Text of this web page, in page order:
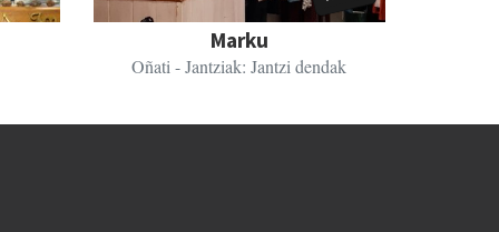
Marku
Oñati - Jantziak: Jantzi dendak